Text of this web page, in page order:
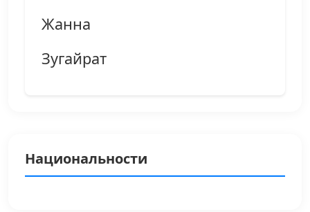
Жанна
Зугайрат
Национальности